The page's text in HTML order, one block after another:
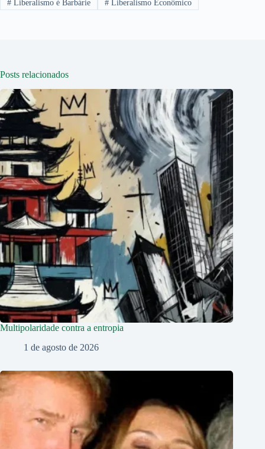
#Liberalismo é Barbárie #Liberalismo Econômico
Posts relacionados
Multipolaridade contra a entropia
1 de agosto de 2026